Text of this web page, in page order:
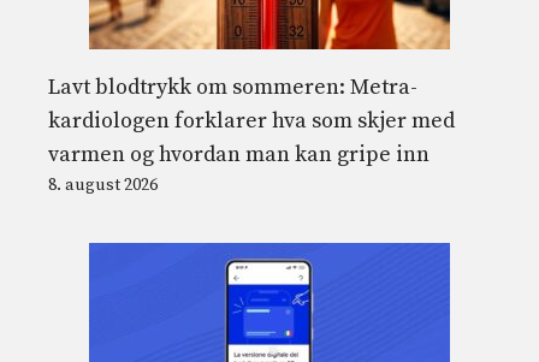
Lavt blodtrykk om sommeren: Metra-
kardiologen forklarer hva som skjer med
varmen og hvordan man kan gripe inn
8. august 2026